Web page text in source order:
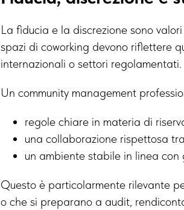
La fiducia e la discrezione sono
spazi di coworking devono riflettere
internazionali o settori regolamentati.
Un community management
regole chiare in materia di
una collaborazione rispettosa
un ambiente stabile in linea
Questo è particolarmente rilevante
o che si preparano a audit,